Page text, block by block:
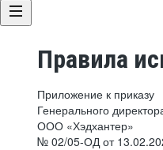
Правила
Приложение к приказу
Генерального
ООО «Хэдхантер»
№ 02/05-ОД от